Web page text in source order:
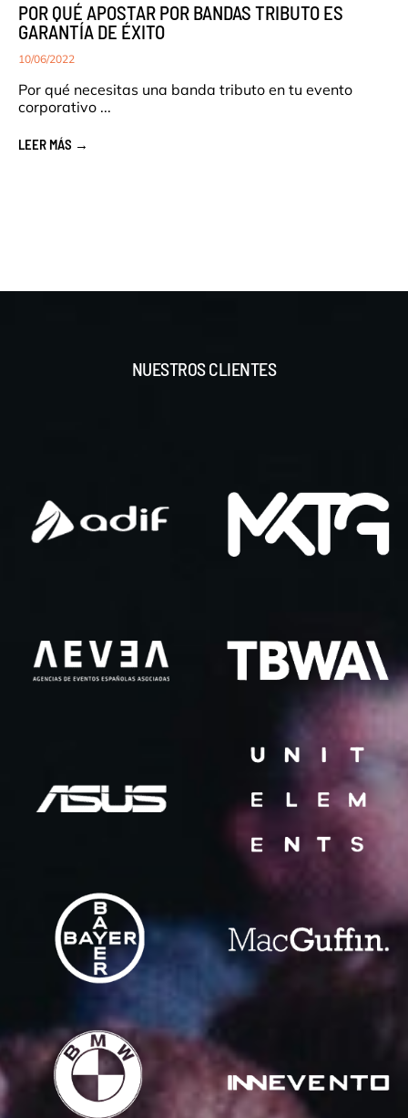
POR QUÉ APOSTAR POR BANDAS TRIBUTO ES
GARANTÍA DE ÉXITO
10/06/2022
Por qué necesitas una banda tributo en tu evento
corporativo ...
LEER MÁS →
NUESTROS CLIENTES